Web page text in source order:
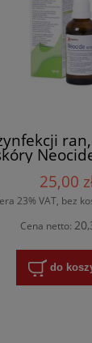
25,00
23% VAT, bez
Cena netto:
do